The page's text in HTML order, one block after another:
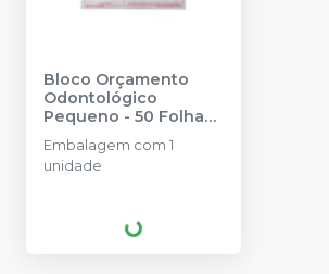
Bloco Orçamento
Odontológico
Pequeno - 50 Folhas-
URGEODONTO
Embalagem com 1
unidade